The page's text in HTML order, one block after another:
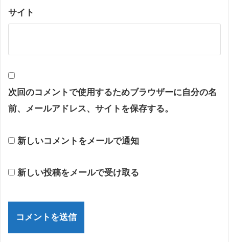
サイト
次回のコメントで使用するためブラウザーに自分の名
前、メールアドレス、サイトを保存する。
新しいコメントをメールで通知
新しい投稿をメールで受け取る